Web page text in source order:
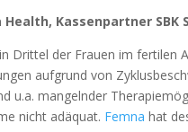
Health, Kassenpartner
Drittel der Frauen im fertilen
aufgrund von
u.a. mangelnder
nicht adäquat. Femnahat